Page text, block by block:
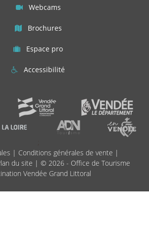
Webcams
Brochures
Espace pro
Accessibilité
| Conditions générales de vente |
du site | © 2026 - Office de Tourisme
Vendée Grand Littoral